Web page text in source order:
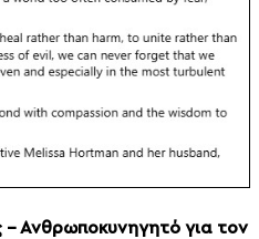
Ανθρωποκυνηγητό για τον